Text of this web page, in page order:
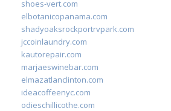
shoes-vert.com
elbotanicopanama.com
shadyoaksrockportrvpark.com
jccoinlaundry.com
kautorepair.com
marjaeswinebar.com
elmazatlanclinton.com
ideacoffeenyc.com
odieschillicothe.com